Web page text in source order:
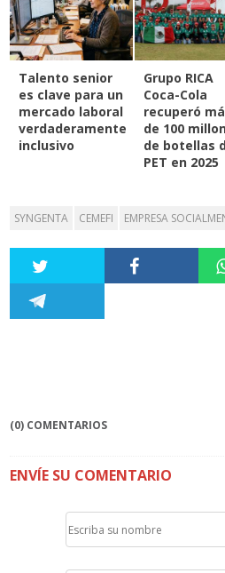
Talento senior
es clave para un
mercado laboral
verdaderamente
inclusivo
Grupo RICA
Coca-Cola
recuperó
de 100
de botellas
PET en 2025
SYNGENTA CEMEFI EMPRESA
(0) COMENTARIOS
ENVÍE SU COMENTARIO